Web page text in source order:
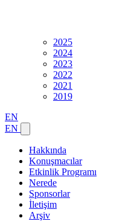
2025
2024
2023
2022
2021
2019
EN
EN
Hakkında
Konuşmacılar
Etkinlik Programı
Nerede
Sponsorlar
İletişim
Arşiv